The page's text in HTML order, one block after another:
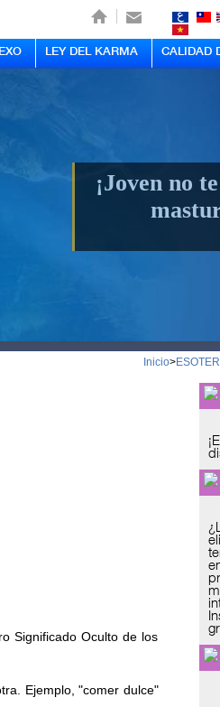
LEY DEL KARMA CALIDAD
¡Joven no
Inicio>
Significado Oculto de los
Ejemplo, "comer dulce"